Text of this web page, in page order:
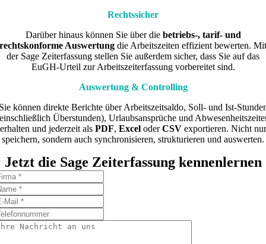
Rechtssicher
Darüber hinaus können Sie über die betriebs-, tarif- und
rechtskonforme Auswertung die Arbeitszeiten effizient bewerten. Mit
der Sage Zeiterfassung stellen Sie außerdem sicher, dass Sie auf das
EuGH-Urteil zur Arbeitszeiterfassung vorbereitet sind.
Auswertung & Controlling
können direkte Berichte über Arbeitszeitsaldo, Soll- und Ist-
Überstunden), Urlaubsansprüche und
erhalten und jederzeit als PDF, ExceloderCSVexportieren. Nicht nur
speichern, sondern auch synchronisieren, strukturieren und auswerten.
Jetzt die Sage Zeiterfassung kennenlernen